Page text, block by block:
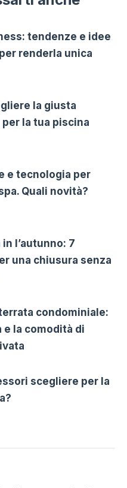
tendenze e idee
renderla unica
la giusta
la tua piscina
e tecnologia per
Quali novità?
l’autunno: 7
una chiusura senza
condominiale:
e la comodità di
scegliere per la